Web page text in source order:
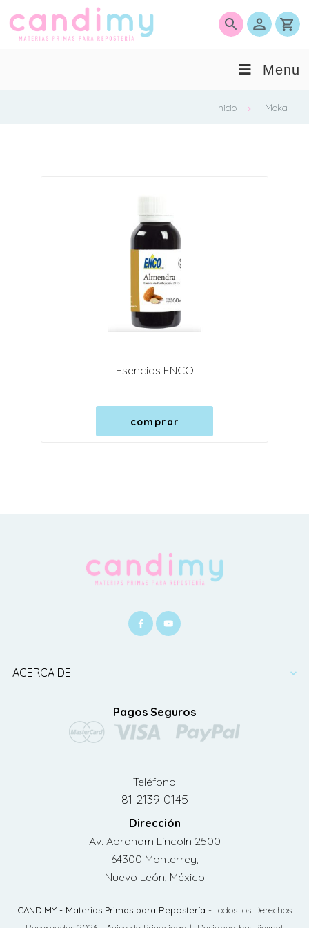
Menu
Inicio Moka
Esencias ENCO
comprar
ACERCA DE
Pagos Seguros
Teléfono
81 2139 0145
Dirección
Av. Abraham Lincoln 2500
64300 Monterrey,
Nuevo León, México
CANDIMY - Materias Primas para Repostería - Todos los Derechos